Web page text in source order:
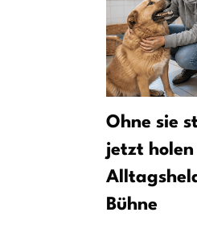
Ohne sie
jetzt holen
Bühne